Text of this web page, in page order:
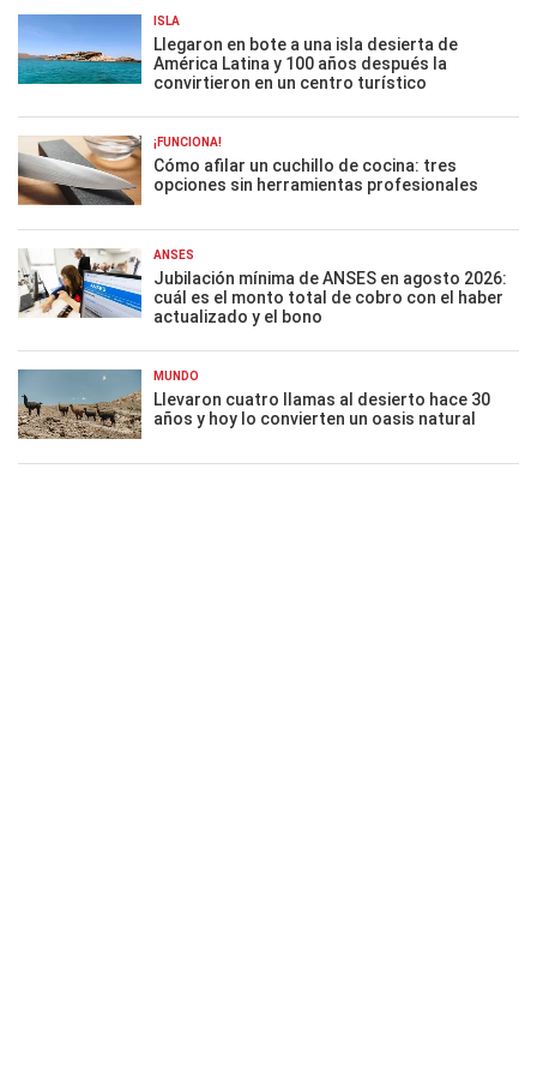
ISLA
Llegaron en bote a una isla desierta de
América Latina y 100 años después la
convirtieron en un centro turístico
¡FUNCIONA!
Cómo afilar un cuchillo de cocina: tres
opciones sin herramientas profesionales
ANSES
Jubilación mínima de ANSES en agosto 2026:
cuál es el monto total de cobro con el haber
actualizado y el bono
MUNDO
Llevaron cuatro llamas al desierto hace 30
años y hoy lo convierten un oasis natural